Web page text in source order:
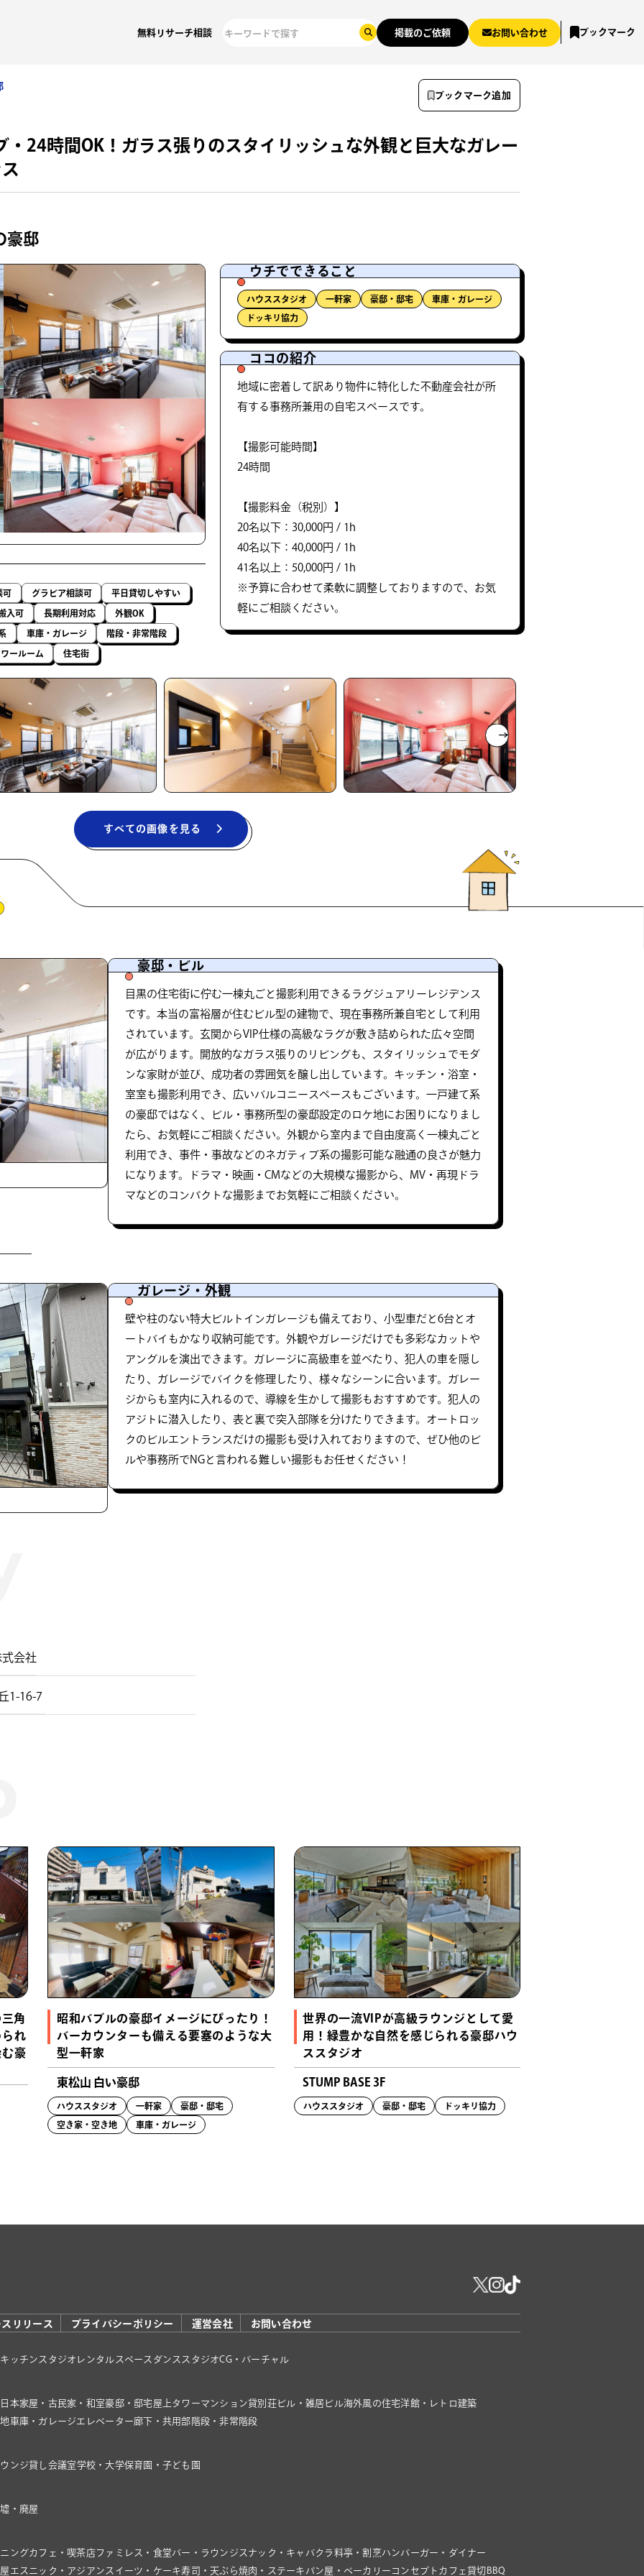
無料リサーチ相談 掲載のご依頼 お問い合わせ ブックマーク
・24時間OK！ガラス張りのスタイリッシュな外観と巨大なガレー
豪邸
可 グラビア相談可 平日貸切しやすい
入可 長期利用対応 外観OK
車庫・ガレージ 階段・非常階段
ールーム 住宅街
ウチでできること
ハウススタジオ 一軒家 豪邸・邸宅 車庫・ガレージ
ドッキリ協力
ココの紹介
地域に密着して訳あり物件に特化した不動産会社が所
有する事務所兼用の自宅スペースです。
【撮影可能時間】
24時間
【撮影料金（税別）】
20名以下：30,000円 / 1h
40名以下：40,000円 / 1h
41名以上：50,000円 / 1h
※予算に合わせて柔軟に調整しておりますので、お気
軽にご相談ください。
すべての画像を見る
豪邸・ビル
目黒の住宅街に佇む一棟丸ごと撮影利用できるラグジュアリーレジデンス
です。本当の富裕層が住むビル型の建物で、現在事務所兼自宅として利用
されています。玄関からVIP仕様の高級なラグが敷き詰められた広々空間
が広がります。開放的なガラス張りのリビングも、スタイリッシュでモダ
ンな家財が並び、成功者の雰囲気を醸し出しています。キッチン・浴室・
室室も撮影利用でき、広いバルコニースペースもございます。一戸建て系
の豪邸ではなく、ビル・事務所型の豪邸設定のロケ地にお困りになりまし
たら、お気軽にご相談ください。外観から室内まで自由度高く一棟丸ごと
利用でき、事件・事故などのネガティブ系の撮影可能な融通の良さが魅力
になります。ドラマ・映画・CMなどの大規模な撮影から、MV・再現ドラ
マなどのコンパクトな撮影までお気軽にご相談ください。
ガレージ・外観
壁や柱のない特大ビルトインガレージも備えており、小型車だと6台とオ
ートバイもかなり収納可能です。外観やガレージだけでも多彩なカットや
アングルを演出できます。ガレージに高級車を並べたり、犯人の車を隠し
たり、ガレージでバイクを修理したり、様々なシーンに合います。ガレー
ジからも室内に入れるので、導線を生かして撮影もおすすめです。犯人の
アジトに潜入したり、表と裏で突入部隊を分けたりできます。オートロッ
クのビルエントランスだけの撮影も受け入れておりますので、ぜひ他のビ
ルや事務所でNGと言われる難しい撮影もお任せください！
会社
1-16-7
角
れ
豪
昭和バブルの豪邸イメージにぴったり！
バーカウンターも備える要塞のような大
型一軒家
東松山 白い豪邸
ハウススタジオ 一軒家 豪邸・邸宅
空き家・空き地 車庫・ガレージ
世界の一流VIPが高級ラウンジとして愛
用！緑豊かな自然を感じられる豪邸ハウ
ススタジオ
STUMP BASE 3F
ハウススタジオ 豪邸・邸宅 ドッキリ協力
ブックマーク追加
リリース プライバシーポリシー 運営会社 お問い合わせ
キッチンスタジオ レンタルスペース ダンススタジオCG・バーチャル
日本家屋・古民家・和室豪邸・邸宅屋上タワーマンション貸別荘ビル・雑居ビル海外風の住宅洋館・レトロ建築
車庫・ガレージ エレベーター廊下・共用部 階段・非常階段
ンジ貸し会議室学校・大学保育園・子ども園
・廃屋
ングカフェ・喫茶店ファミレス・食堂バー・ラウンジ スナック・キャバクラ 料亭・割烹 ハンバーガー・ダイナー
エスニック・アジアン スイーツ・ケーキ寿司・天ぷら焼肉・ステーキ パン屋・ベーカリー コンセプトカフェ貸切BBQ